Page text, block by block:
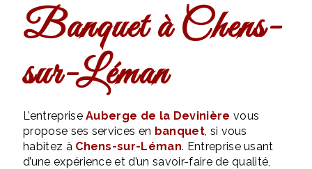
banquet à Chens-
sur-Léman
L’entrepriseAuberge de la Devinière vous
propose ses services en banquet, si vous
habitez à Chens-sur-Léman. Entreprise usant
d’une expérience et d’un savoir-faire de qualité,